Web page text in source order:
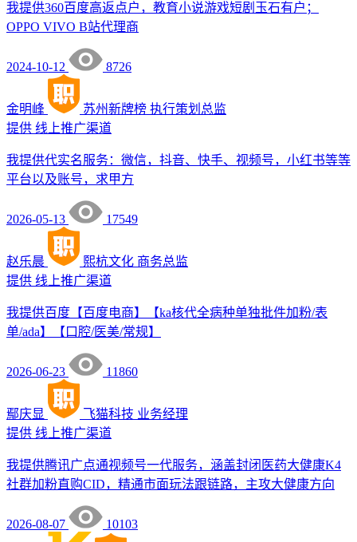
我提供360百度高返点户，教育小说游戏短剧玉石有户；
OPPO VIVO B站代理商
2024-10-12 8726
金明峰 苏州新牌榜 执行策划总监
提供 线上推广渠道
我提供代实名服务：微信，抖音、快手、视频号，小红书等等
平台以及账号，求甲方
2026-05-13 17549
赵乐晨 熙杭文化 商务总监
提供 线上推广渠道
我提供百度【百度电商】【ka核代全病种单独批件加粉/表
单/ada】【口腔/医美/常规】
2026-06-23 11860
鄢庆显 飞猫科技 业务经理
提供 线上推广渠道
我提供腾讯广点通视频号一代服务，涵盖封闭医药大健康K4
社群加粉直购CID，精通市面玩法跟链路，主攻大健康方向
2026-08-07 10103